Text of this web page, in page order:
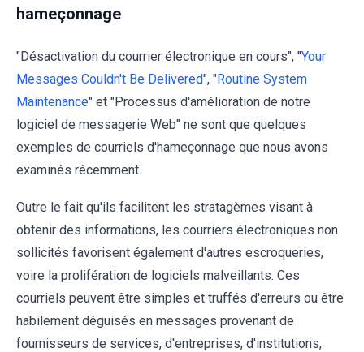
hameçonnage
"Désactivation du courrier électronique en cours", "Your
Messages Couldn't Be Delivered", "Routine System
Maintenance" et "Processus d'amélioration de notre
logiciel de messagerie Web" ne sont que quelques
exemples de courriels d'hameçonnage que nous avons
examinés récemment.
Outre le fait qu'ils facilitent les stratagèmes visant à
obtenir des informations, les courriers électroniques non
sollicités favorisent également d'autres escroqueries,
voire la prolifération de logiciels malveillants. Ces
courriels peuvent être simples et truffés d'erreurs ou être
habilement déguisés en messages provenant de
fournisseurs de services, d'entreprises, d'institutions,